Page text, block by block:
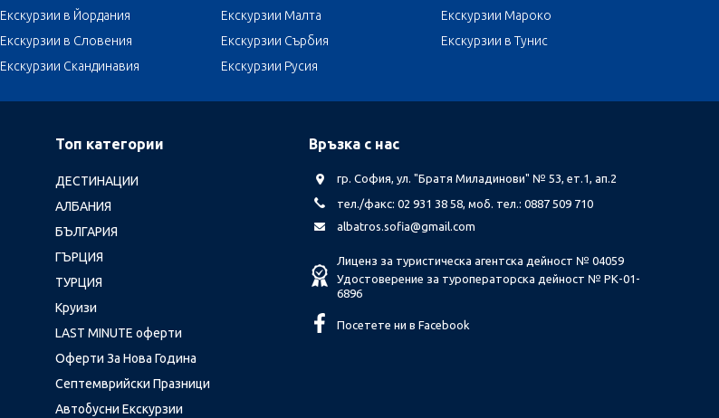
Екскурзии в Йордания Екскурзии Малта
Екскурзии Мароко
Екскурзии в Словения Екскурзии Сърбия
Екскурзии в Тунис
Екскурзии Скандинавия Екскурзии Русия
Топ категории
ДЕСТИНАЦИИ
АЛБАНИЯ
БЪЛГАРИЯ
ГЪРЦИЯ
ТУРЦИЯ
Круизи
LAST MINUTE оферти
Оферти За Нова Година
Септемврийски Празници
Автобусни Екскурзии
Връзка с нас
гр. София, ул. "Братя Миладинови" № 53, ет.1, ап.2
тел./факс: 02 931 38 58, моб. тел.: 0887 509 710
albatros.sofia@gmail.com
Лиценз за туристическа агентска дейност № 04059
Удостоверение за туроператорска дейност № РК-01-
6896
Посетете ни в Facebook